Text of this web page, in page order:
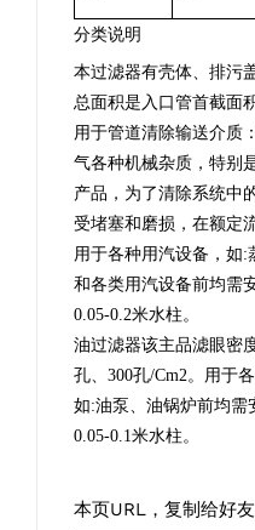
分类说明
本过滤器有壳体、排污
总面积是入口管首截面
用于管道清除输送介质
气各种机械杂质，特别
产品，为了清除系统中
受堵塞和磨损，在额定
用于各种用汽设备，如:
和各类用汽设备前均需
0.05-0.2米水柱。
油过滤器该主品滤眼密
孔、 300孔/Cm2。用于
如:油泵、油锅炉前均需
0.05-0.1米水柱。
本页URL，复制给好友